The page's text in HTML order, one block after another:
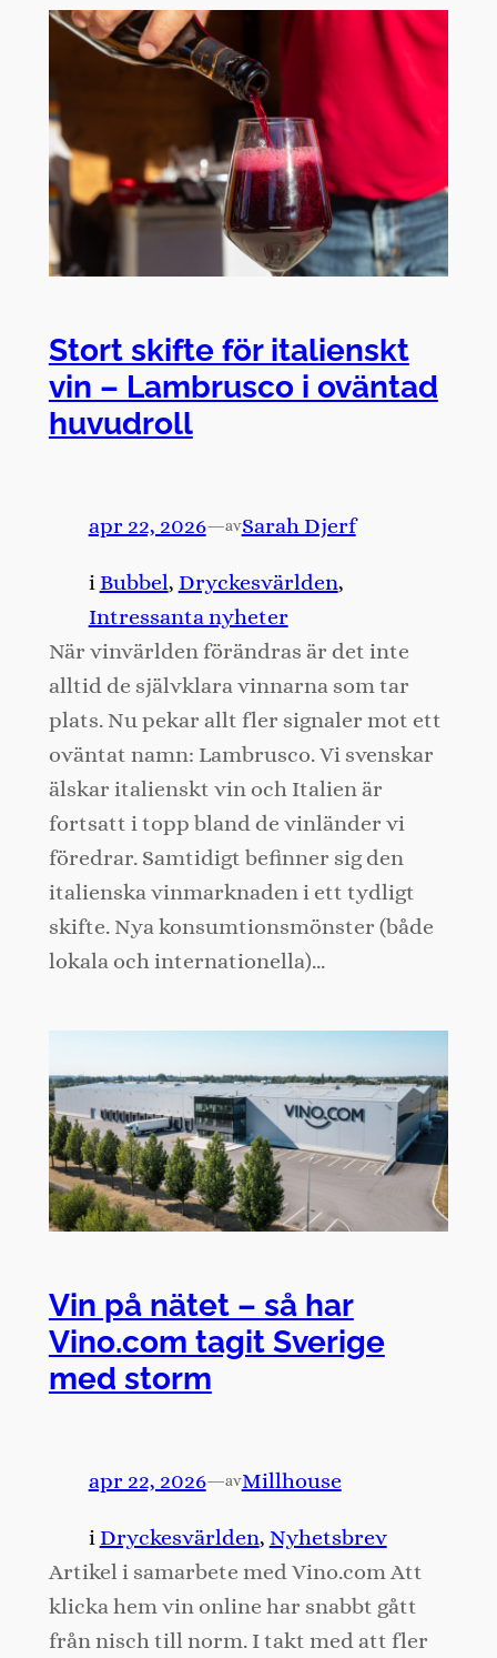
Stort skifte för italienskt
vin – Lambrusco i oväntad
huvudroll
apr 22, 2026—avSarah Djerf
i Bubbel, Dryckesvärlden
Intressanta nyheter
När vinvärlden förändras är det inte
alltid de självklara vinnarna som tar
plats. Nu pekar allt fler signaler mot ett
oväntat namn: Lambrusco. Vi svenskar
älskar italienskt vin och Italien är
fortsatt i topp bland de vinländer vi
föredrar. Samtidigt befinner sig den
italienska vinmarknaden i ett tydligt
skifte. Nya konsumtionsmönster (både
lokala och internationella)…
Vin på nätet – så har
Vino.com tagit Sverige
med storm
apr 22, 2026—avMillhouse
i Dryckesvärlden, Nyhetsbrev
Artikel i samarbete med Vino.com Att
klicka hem vin online har snabbt gått
från nisch till norm. I takt med att fler